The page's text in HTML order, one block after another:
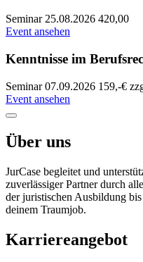
Seminar25.08.2026 420,00
Event ansehen
Kenntnisse im
Seminar07.09.2026 159,-€
Event ansehen
Über uns
JurCase begleitet und
zuverlässiger Partner durch
der juristischen Ausbildung
deinem Traumjob.
Karriereangebot